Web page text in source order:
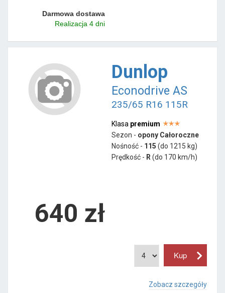
Darmowa dostawa
Realizacja 4 dni
Dunlop
Econodrive AS
235/65 R16 115R
Klasa premium
Sezon - opony Całoroczne
Nośność - 115 (do 1215 kg)
Prędkość - R (do 170 km/h)
640 zł
Zobacz szczegóły